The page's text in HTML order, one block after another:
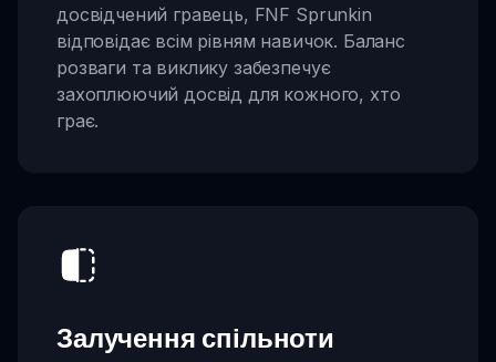
досвідчений гравець, FNF Sprunkin
відповідає всім рівням навичок. Баланс
розваги та виклику забезпечує
захоплюючий досвід для кожного, хто
грає.
Залучення спільноти